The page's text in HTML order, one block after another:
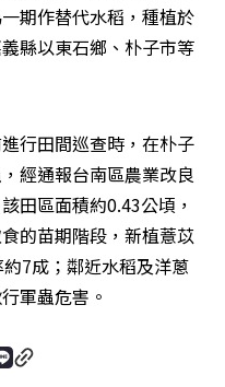
期作替代水稻，種植於
縣以東石鄉、朴子市等
行田間巡查時，在朴子
經通報台南區農業改良
田區面積約0.43公頃，
的苗期階段，新植薏苡
7成；鄰近水稻及洋蔥
軍蟲危害。